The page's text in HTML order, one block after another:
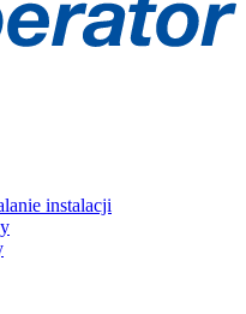
instalacji